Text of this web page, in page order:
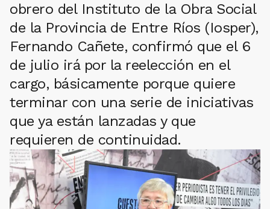
obrero del Instituto de la Obra Social
de la Provincia de Entre Ríos (Iosper),
Fernando Cañete, confirmó que el 6
de julio irá por la reelección en el
cargo, básicamente porque quiere
terminar con una serie de iniciativas
que ya están lanzadas y que
requieren de continuidad.